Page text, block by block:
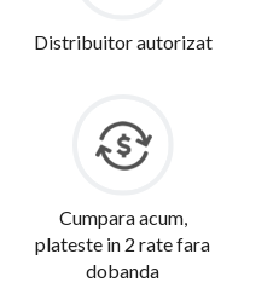
Distribuitor autorizat
Cumpara acum,
plateste in 2 rate fara
dobanda